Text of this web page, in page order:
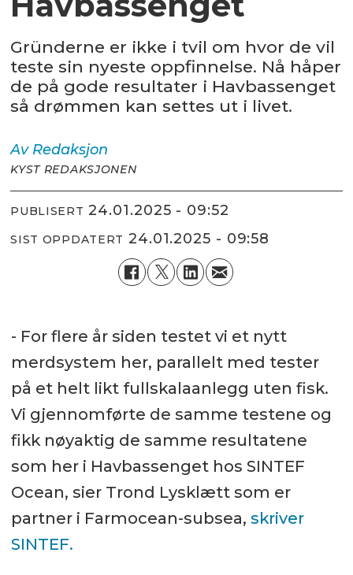
Gründerne er ikke i tvil om hvor de vil
teste sin nyeste oppfinnelse. Nå håper
de på gode resultater i Havbassenget
så drømmen kan settes ut i livet.
Av Redaksjon
KYST REDAKSJONEN
PUBLISERT 24.01.2025 - 09:52
SIST OPPDATERT 24.01.2025 - 09:58
- For flere år siden testet vi et nytt
merdsystem her, parallelt med tester
på et helt likt fullskalaanlegg uten fisk.
Vi gjennomførte de samme testene og
fikk nøyaktig de samme resultatene
som her i Havbassenget hos SINTEF
Ocean, sier Trond Lysklætt som er
partner i Farmocean-subsea, skriver
SINTEF.